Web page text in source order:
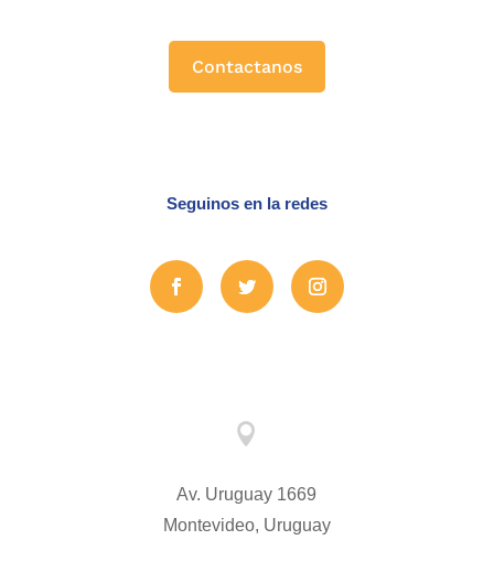
Contactanos
Seguinos en la redes

Av. Uruguay 1669
Montevideo, Uruguay